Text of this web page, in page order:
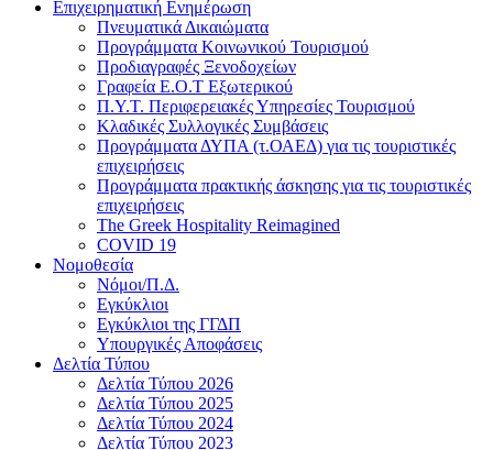
Επιχειρηματική Ενημέρωση
Πνευματικά Δικαιώματα
Προγράμματα Κοινωνικού Τουρισμού
Προδιαγραφές Ξενοδοχείων
Γραφεία Ε.Ο.Τ Εξωτερικού
Π.Υ.Τ. Περιφερειακές Υπηρεσίες Τουρισμού
Κλαδικές Συλλογικές Συμβάσεις
Προγράμματα ΔΥΠΑ (τ.ΟΑΕΔ) για τις τουριστικές
επιχειρήσεις
Προγράμματα πρακτικής άσκησης για τις τουριστικές
επιχειρήσεις
The Greek Hospitality Reimagined
COVID 19
Νομοθεσία
Νόμοι/Π.Δ.
Εγκύκλιοι
Εγκύκλιοι της ΓΓΔΠ
Υπουργικές Αποφάσεις
Δελτία Τύπου
Δελτία Τύπου 2026
Δελτία Τύπου 2025
Δελτία Τύπου 2024
Δελτία Τύπου 2023